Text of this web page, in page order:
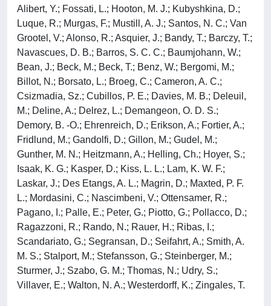
Alibert, Y.; Fossati, L.; Hooton, M. J.; Kubyshkina, D.;
Luque, R.; Murgas, F.; Mustill, A. J.; Santos, N. C.; Van
Grootel, V.; Alonso, R.; Asquier, J.; Bandy, T.; Barczy, T.;
Navascues, D. B.; Barros, S. C. C.; Baumjohann, W.;
Bean, J.; Beck, M.; Beck, T.; Benz, W.; Bergomi, M.;
Billot, N.; Borsato, L.; Broeg, C.; Cameron, A. C.;
Csizmadia, Sz.; Cubillos, P. E.; Davies, M. B.; Deleuil,
M.; Deline, A.; Delrez, L.; Demangeon, O. D. S.;
Demory, B. -O.; Ehrenreich, D.; Erikson, A.; Fortier, A.;
Fridlund, M.; Gandolfi, D.; Gillon, M.; Gudel, M.;
Gunther, M. N.; Heitzmann, A.; Helling, Ch.; Hoyer, S.;
Isaak, K. G.; Kasper, D.; Kiss, L. L.; Lam, K. W. F.;
Laskar, J.; Des Etangs, A. L.; Magrin, D.; Maxted, P. F.
L.; Mordasini, C.; Nascimbeni, V.; Ottensamer, R.;
Pagano, I.; Palle, E.; Peter, G.; Piotto, G.; Pollacco, D.;
Ragazzoni, R.; Rando, N.; Rauer, H.; Ribas, I.;
Scandariato, G.; Segransan, D.; Seifahrt, A.; Smith, A.
M. S.; Stalport, M.; Stefansson, G.; Steinberger, M.;
Sturmer, J.; Szabo, G. M.; Thomas, N.; Udry, S.;
Villaver, E.; Walton, N. A.; Westerdorff, K.; Zingales, T.